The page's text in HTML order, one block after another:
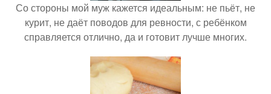
Со стороны мой муж кажется идеальным: не пьёт, не
курит, не даёт поводов для ревности, с ребёнком
справляется отлично, да и готовит лучше многих.